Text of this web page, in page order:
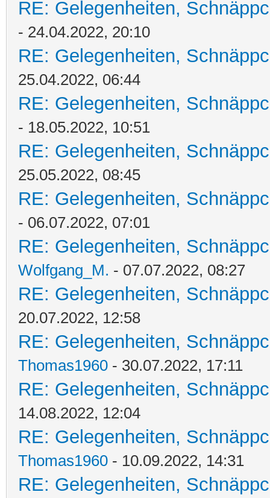
RE: Gelegenheiten,
- 24.04.2022, 20:10
RE: Gelegenheiten,
25.04.2022, 06:44
RE: Gelegenheiten,
- 18.05.2022, 10:51
RE: Gelegenheiten,
25.05.2022, 08:45
RE: Gelegenheiten,
- 06.07.2022, 07:01
RE: Gelegenheiten,
Wolfgang_M. - 07.07.2022, 08:27
RE: Gelegenheiten,
20.07.2022, 12:58
RE: Gelegenheiten,
Thomas1960 - 30.07.2022, 17:11
RE: Gelegenheiten,
14.08.2022, 12:04
RE: Gelegenheiten,
Thomas1960 - 10.09.2022, 14:31
RE: Gelegenheiten,